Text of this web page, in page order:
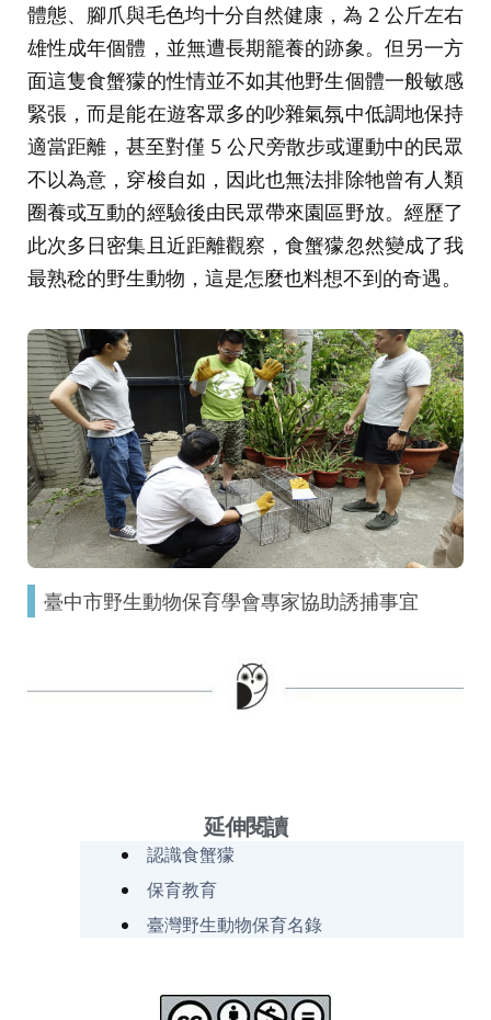
體態、腳爪與毛色均十分自然健康，為 2 公斤左右
雄性成年個體，並無遭長期籠養的跡象。但另一方
面這隻食蟹獴的性情並不如其他野生個體一般敏感
緊張，而是能在遊客眾多的吵雜氣氛中低調地保持
適當距離，甚至對僅 5 公尺旁散步或運動中的民眾
不以為意，穿梭自如，因此也無法排除牠曾有人類
圈養或互動的經驗後由民眾帶來園區野放。經歷了
此次多日密集且近距離觀察，食蟹獴忽然變成了我
最熟稔的野生動物，這是怎麼也料想不到的奇遇。
臺中市野生動物保育學會專家協助誘捕事宜
延伸閱讀
認識食蟹獴
保育教育
臺灣野生動物保育名錄